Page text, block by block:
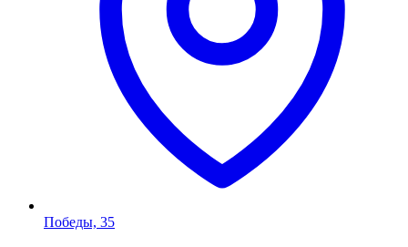
Победы, 35